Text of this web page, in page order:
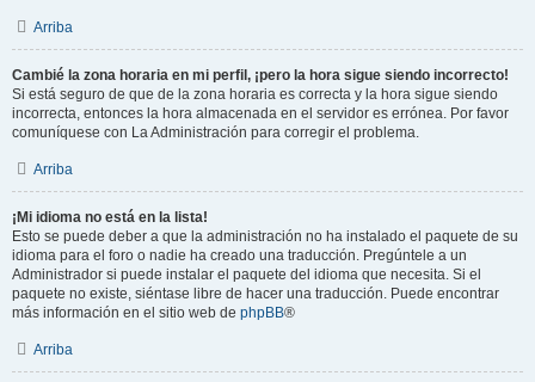
Arriba
Cambié la zona horaria en mi perfil, ¡pero la hora sigue siendo incorrecto!
Si está seguro de que de la zona horaria es correcta y la hora sigue siendo
incorrecta, entonces la hora almacenada en el servidor es errónea. Por favor
comuníquese con La Administración para corregir el problema.
Arriba
¡Mi idioma no está en la lista!
Esto se puede deber a que la administración no ha instalado el paquete de su
idioma para el foro o nadie ha creado una traducción. Pregúntele a un
Administrador si puede instalar el paquete del idioma que necesita. Si el
paquete no existe, siéntase libre de hacer una traducción. Puede encontrar
más información en el sitio web de phpBB®
Arriba